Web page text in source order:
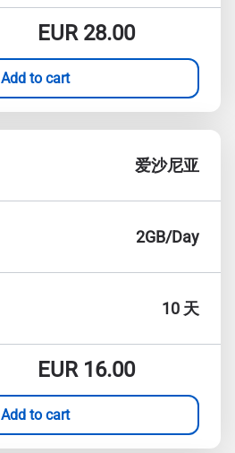
EUR28.00
Add to cart
爱沙尼亚
2GB/Day
10 天
EUR16.00
Add to cart